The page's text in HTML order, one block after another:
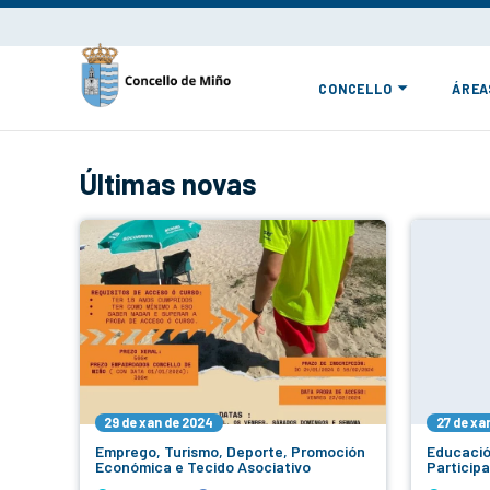
CONCELLO
Últimas novas
29 de xan de 2024
Emprego, Turismo, Deporte, Promoción
Económica e Tecido Asociativo
27 de